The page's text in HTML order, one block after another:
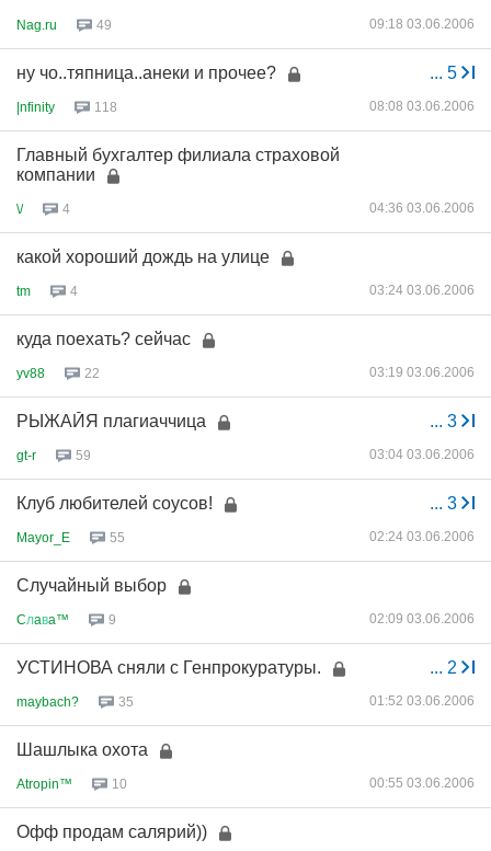
Nag.ru 49 09:18 03.06.2006
... 5
ну чо..тяпница..анеки и прочее?
|nfinity 118 08:08 03.06.2006
Главный бухгалтер филиала страховой
компании
\/ 4 04:36 03.06.2006
какой хороший дождь на улице
tm 4 03:24 03.06.2006
куда поехать? сейчас
yv88 22 03:19 03.06.2006
... 3
РЫЖАЙЯ плагиаччица
gt-r 59 03:04 03.06.2006
... 3
Клуб любителей соусов!
Mayor_E 55 02:24 03.06.2006
Случайный выбор
Cлaвa™ 9 02:09 03.06.2006
... 2
УСТИНОВА сняли с Генпрокуратуры.
maybach? 35 01:52 03.06.2006
Шашлыка охота
Atropin™ 10 00:55 03.06.2006
Офф продам салярий))